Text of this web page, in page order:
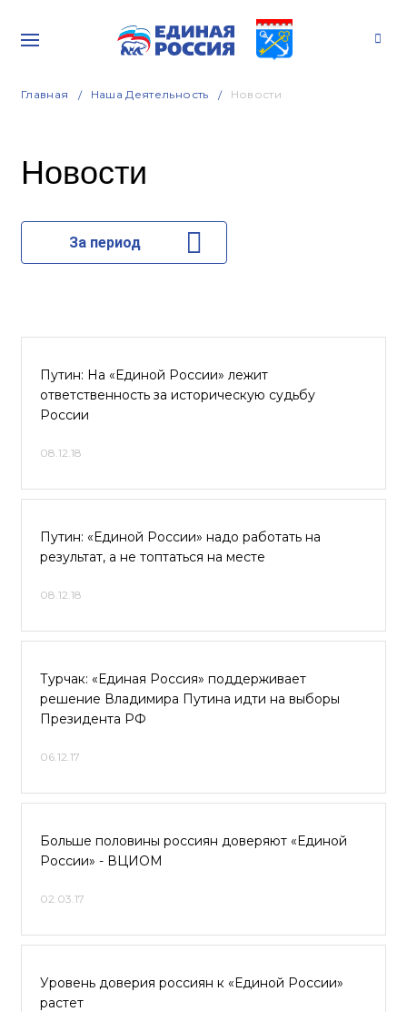
Главная Наша Деятельность Новости
Новости
За период
Путин: На «Единой России» лежит
ответственность за историческую судьбу
России
08.12.18
Путин: «Единой России» надо работать на
результат, а не топтаться на месте
08.12.18
Турчак: «Единая Россия» поддерживает
решение Владимира Путина идти на выборы
Президента РФ
06.12.17
Больше половины россиян доверяют «Единой
России» - ВЦИОМ
02.03.17
Уровень доверия россиян к «Единой России»
растет